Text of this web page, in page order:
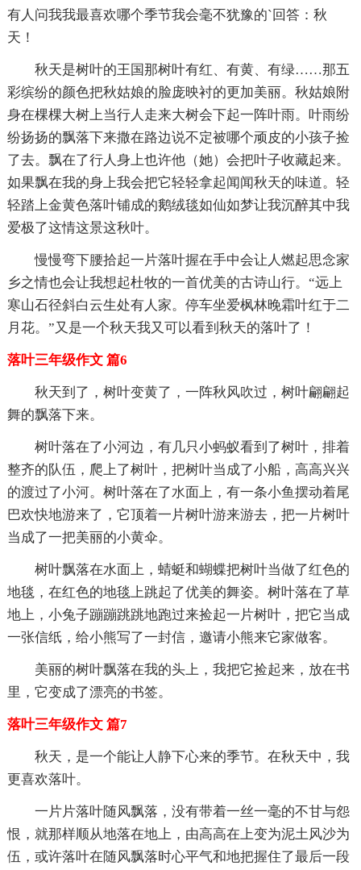
有人问我我最喜欢哪个季节我会毫不犹豫的`回答：秋
天！
秋天是树叶的王国那树叶有红、有黄、有绿……那五
彩缤纷的颜色把秋姑娘的脸庞映衬的更加美丽。秋姑娘附
身在棵棵大树上当行人走来大树会下起一阵叶雨。叶雨纷
纷扬扬的飘落下来撒在路边说不定被哪个顽皮的小孩子捡
了去。飘在了行人身上也许他（她）会把叶子收藏起来。
如果飘在我的身上我会把它轻轻拿起闻闻秋天的味道。轻
轻踏上金黄色落叶铺成的鹅绒毯如仙如梦让我沉醉其中我
爱极了这情这景这秋叶。
慢慢弯下腰拾起一片落叶握在手中会让人燃起思念家
乡之情也会让我想起杜牧的一首优美的古诗山行。“远上
寒山石径斜白云生处有人家。停车坐爱枫林晚霜叶红于二
月花。”又是一个秋天我又可以看到秋天的落叶了！
落叶三年级作文 篇6
秋天到了，树叶变黄了，一阵秋风吹过，树叶翩翩起
舞的飘落下来。
树叶落在了小河边，有几只小蚂蚁看到了树叶，排着
整齐的队伍，爬上了树叶，把树叶当成了小船，高高兴兴
的渡过了小河。树叶落在了水面上，有一条小鱼摆动着尾
巴欢快地游来了，它顶着一片树叶游来游去，把一片树叶
当成了一把美丽的小黄伞。
树叶飘落在水面上，蜻蜓和蝴蝶把树叶当做了红色的
地毯，在红色的地毯上跳起了优美的舞姿。树叶落在了草
地上，小兔子蹦蹦跳跳地跑过来捡起一片树叶，把它当成
一张信纸，给小熊写了一封信，邀请小熊来它家做客。
美丽的树叶飘落在我的头上，我把它捡起来，放在书
里，它变成了漂亮的书签。
落叶三年级作文 篇7
秋天，是一个能让人静下心来的季节。在秋天中，我
更喜欢落叶。
一片片落叶随风飘落，没有带着一丝一毫的不甘与怨
恨，就那样顺从地落在地上，由高高在上变为泥土风沙为
伍，或许落叶在随风飘落时心平气和地把握住了最后一段